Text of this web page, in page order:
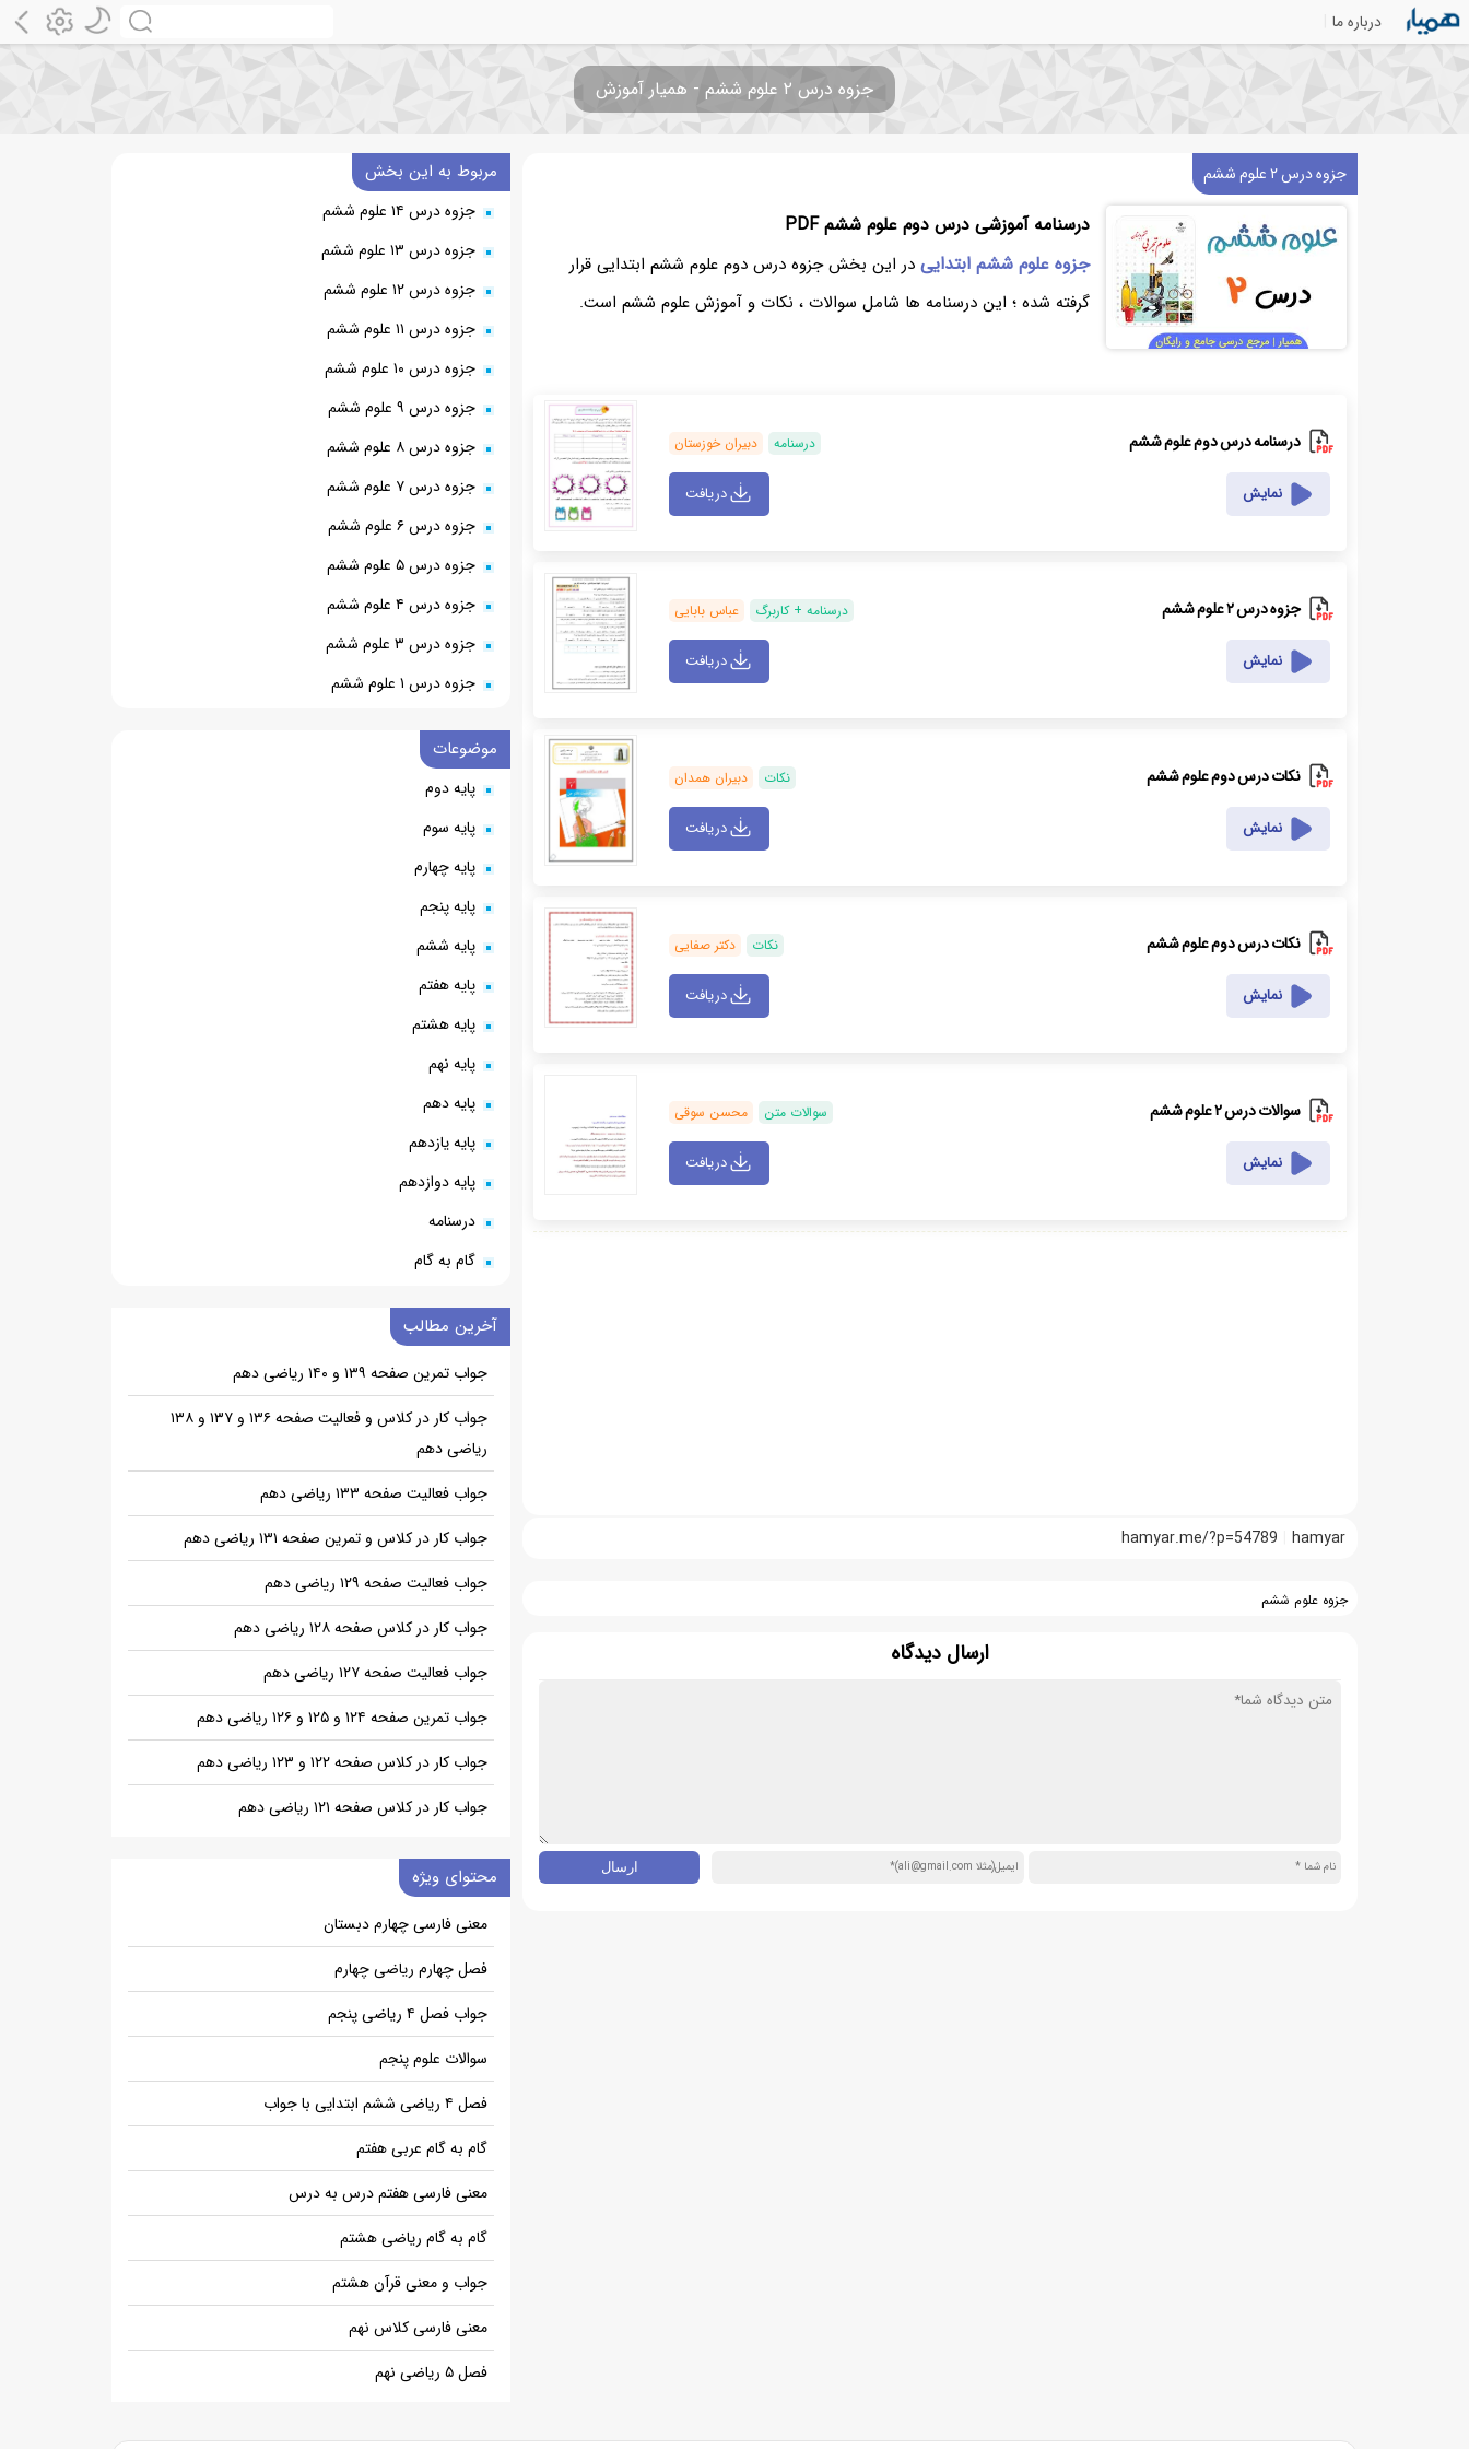
درباره ما
جزوه درس ۲ علوم ششم - همیار آموزش
جزوه درس ۲ علوم ششم
درسنامه آموزشی درس دوم علوم ششم PDF
جزوه علوم ششم ابتدایی در این بخش جزوه درس دوم علوم ششم ابتدایی قرار
گرفته شده ؛ این درسنامه ها شامل سوالات ، نکات و آموزش علوم ششم است.
درسنامه درس دوم علوم ششم درسنامه دبیران خوزستان
نمایش دریافت
جزوه درس ۲ علوم ششم درسنامه + کاربرگ عباس بابایی
نمایش دریافت
نکات درس دوم علوم ششم نکات دبیران همدان
نمایش دریافت
نکات درس دوم علوم ششم نکات دکتر صفایی
نمایش دریافت
سوالات درس ۲ علوم ششم سوالات متن محسن سوقی
نمایش دریافت
hamyar
hamyar.me/?p=54789
جزوه علوم ششم
ارسال دیدگاه
مربوط به این بخش
جزوه درس ۱۴ علوم ششم
جزوه درس ۱۳ علوم ششم
جزوه درس ۱۲ علوم ششم
جزوه درس ۱۱ علوم ششم
جزوه درس ۱۰ علوم ششم
جزوه درس ۹ علوم ششم
جزوه درس ۸ علوم ششم
جزوه درس ۷ علوم ششم
جزوه درس ۶ علوم ششم
جزوه درس ۵ علوم ششم
جزوه درس ۴ علوم ششم
جزوه درس ۳ علوم ششم
جزوه درس ۱ علوم ششم
موضوعات
پایه دوم
پایه سوم
پایه چهارم
پایه پنجم
پایه ششم
پایه هفتم
پایه هشتم
پایه نهم
پایه دهم
پایه یازدهم
پایه دوازدهم
درسنامه
گام به گام
آخرین مطالب
جواب تمرین صفحه ۱۳۹ و ۱۴۰ ریاضی دهم
جواب کار در کلاس و فعالیت صفحه ۱۳۶ و ۱۳۷ و ۱۳۸
ریاضی دهم
جواب فعالیت صفحه ۱۳۳ ریاضی دهم
جواب کار در کلاس و تمرین صفحه ۱۳۱ ریاضی دهم
جواب فعالیت صفحه ۱۲۹ ریاضی دهم
جواب کار در کلاس صفحه ۱۲۸ ریاضی دهم
جواب فعالیت صفحه ۱۲۷ ریاضی دهم
جواب تمرین صفحه ۱۲۴ و ۱۲۵ و ۱۲۶ ریاضی دهم
جواب کار در کلاس صفحه ۱۲۲ و ۱۲۳ ریاضی دهم
جواب کار در کلاس صفحه ۱۲۱ ریاضی دهم
محتوای ویژه
معنی فارسی چهارم دبستان
فصل چهارم ریاضی چهارم
جواب فصل ۴ ریاضی پنجم
سوالات علوم پنجم
فصل ۴ ریاضی ششم ابتدایی با جواب
گام به گام عربی هفتم
معنی فارسی هفتم درس به درس
گام به گام ریاضی هشتم
جواب و معنی قرآن هشتم
معنی فارسی کلاس نهم
فصل ۵ ریاضی نهم